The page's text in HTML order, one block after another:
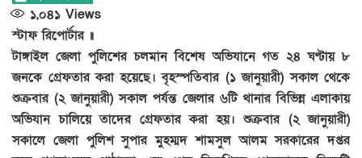
১,০৪১ Views
স্টাফ রিপোর্টার ॥
টাঙ্গাইল জেলা পুলিশের চলমান বিশেষ অভিযানে গত ২৪ ঘণ্টায় ৮
জনকে গ্রেফতার করা হয়েছে। বৃহস্পতিবার (১ জানুয়ারী) সকাল থেকে
শুক্রবার (২ জানুয়ারী) সকাল পর্যন্ত জেলার ৬টি থানার বিভিন্ন এলাকায়
অভিযান চালিয়ে তাদের গ্রেফতার করা হয়। শুক্রবার (২ জানুয়ারী)
সকালে জেলা পুলিশ সুপার মুহম্মদ শামসুল আলম সরকারের দপ্তর